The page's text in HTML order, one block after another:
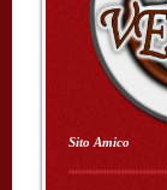
Sito Amico